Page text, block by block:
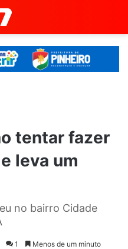
tentar fazer
leva um
no bairro Cidade
1 Menos de um minuto